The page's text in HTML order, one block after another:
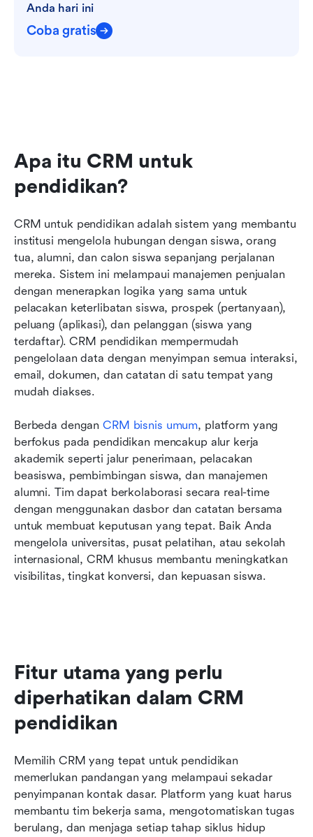
Anda hari ini
Coba gratis
Apa itu CRM untuk
pendidikan?
CRM untuk pendidikan adalah sistem yang membantu
institusi mengelola hubungan dengan siswa, orang
tua, alumni, dan calon siswa sepanjang perjalanan
mereka. Sistem ini melampaui manajemen penjualan
dengan menerapkan logika yang sama untuk
pelacakan keterlibatan siswa, prospek (pertanyaan),
peluang (aplikasi), dan pelanggan (siswa yang
terdaftar). CRM pendidikan mempermudah
pengelolaan data dengan menyimpan semua interaksi,
email, dokumen, dan catatan di satu tempat yang
mudah diakses.
Berbeda dengan CRM bisnis umum, platform yang
berfokus pada pendidikan mencakup alur kerja
akademik seperti jalur penerimaan, pelacakan
beasiswa, pembimbingan siswa, dan manajemen
alumni. Tim dapat berkolaborasi secara real-time
dengan menggunakan dasbor dan catatan bersama
untuk membuat keputusan yang tepat. Baik Anda
mengelola universitas, pusat pelatihan, atau sekolah
internasional, CRM khusus membantu meningkatkan
visibilitas, tingkat konversi, dan kepuasan siswa.
Fitur utama yang perlu
diperhatikan dalam CRM
pendidikan
Memilih CRM yang tepat untuk pendidikan
memerlukan pandangan yang melampaui sekadar
penyimpanan kontak dasar. Platform yang kuat harus
membantu tim bekerja sama, mengotomatiskan tugas
berulang, dan menjaga setiap tahap siklus hidup